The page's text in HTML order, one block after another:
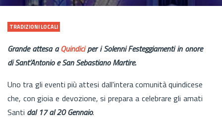
TRADIZIONI LOCALI
Grande attesa aQuindiciper i Solenni Festeggiamenti in onore
di Sant’Antonio e San Sebastiano Martire.
Uno tra gli eventi più attesi dall'intera comunità quindicese
che, con gioia e devozione, si prepara a celebrare gli amati
Santi dal 17 al 20 Gennaio.